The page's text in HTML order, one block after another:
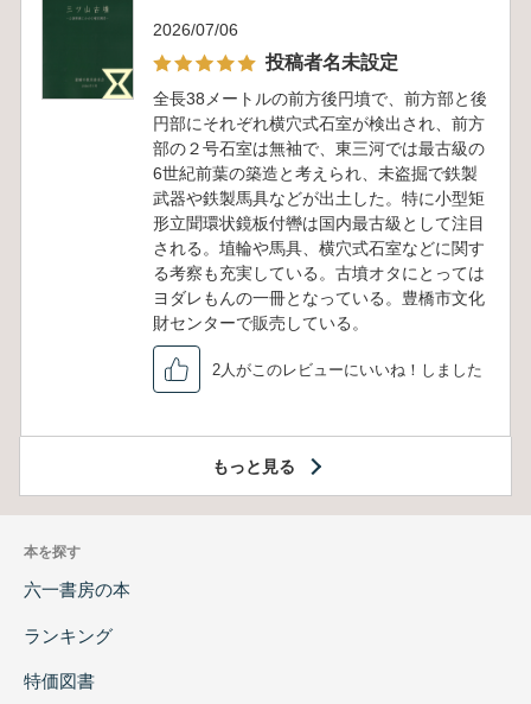
2026/07/06
投稿者名未設定
全長38メートルの前方後円墳で、前方部と後
円部にそれぞれ横穴式石室が検出され、前方
部の２号石室は無袖で、東三河では最古級の
6世紀前葉の築造と考えられ、未盗掘で鉄製
武器や鉄製馬具などが出土した。特に小型矩
形立聞環状鏡板付轡は国内最古級として注目
される。埴輪や馬具、横穴式石室などに関す
る考察も充実している。古墳オタにとっては
ヨダレもんの一冊となっている。豊橋市文化
財センターで販売している。
2人がこのレビューにいいね！しました
もっと見る
本を探す
六一書房の本
ランキング
特価図書